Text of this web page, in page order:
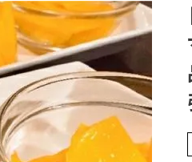
マンゴー スイ
びわ ブル
10,001円～
近畿